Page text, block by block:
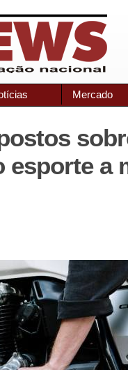
Mercado
esporte a